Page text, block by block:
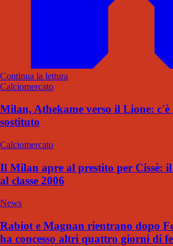
Continua la lettura
Calciomercato
Milan, Athekame verso il Lione: c'è
sostituto
Calciomercato
Il Milan apre al prestito per Cissè:
al classe 2006
News
Rabiot e Magnan rientrano dopo
ha concesso altri quattro giorni di